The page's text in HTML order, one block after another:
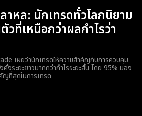
าหล: นักเทรดทั่วโลกนิยาม
วที่เหนือกว่าผลกำไรว่า
เผยว่านักเทรดให้ความสำคัญกับการควบคุม
งระยะยาวมากกว่ากำไรระยะสั้น โดย 95% มอง
ญที่สุดในการเทรด